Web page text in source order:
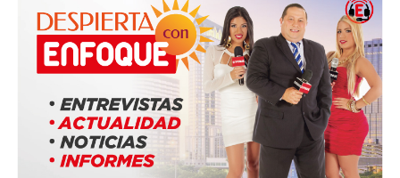
Biblia bajo el lema “Felices para siempre”.
Entre las ciudades anfitrionas confirmadas se encuentran:
Bucarest, Rumania
Ciudad de Panamá, Panamá (Panama Convention